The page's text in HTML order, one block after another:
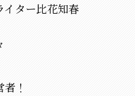
ター比花知春
！